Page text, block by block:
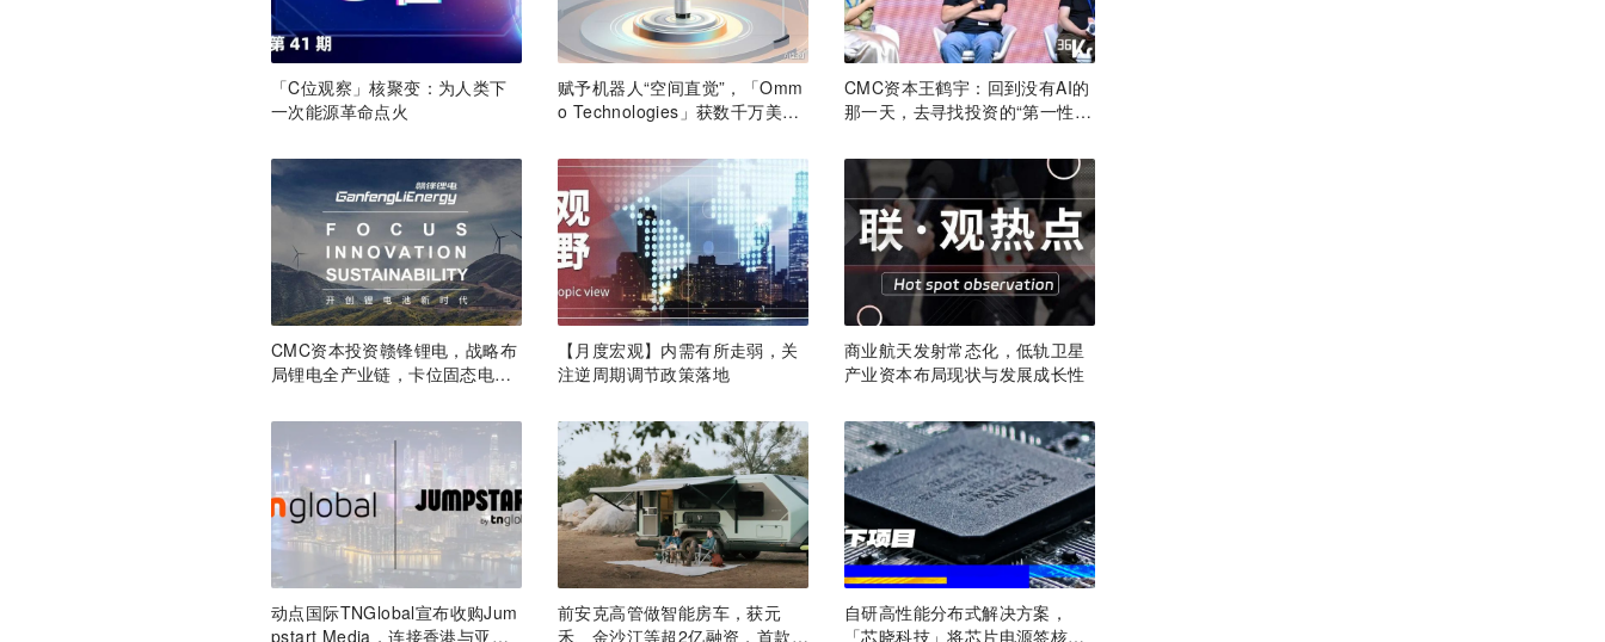
「C位观察」核聚变：为人类下
一次能源革命点火
赋予机器人“空间直觉”，「Omm
o Technologies」获数千万美元
CMC资本王鹤宇：回到没有AI的
那一天，去寻找投资的“第一性原
CMC资本投资赣锋锂电，战略布
局锂电全产业链，卡位固态电池
【月度宏观】内需有所走弱，关
注逆周期调节政策落地
商业航天发射常态化，低轨卫星
产业资本布局现状与发展成长性
动点国际TNGlobal宣布收购Jum
pstart Media，连接香港与亚洲
前安克高管做智能房车，获元
禾、金沙江等超2亿融资，首款产
自研高性能分布式解决方案，
「芯晓科技」将芯片电源签核周